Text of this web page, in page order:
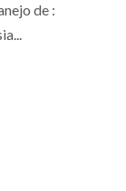
de :